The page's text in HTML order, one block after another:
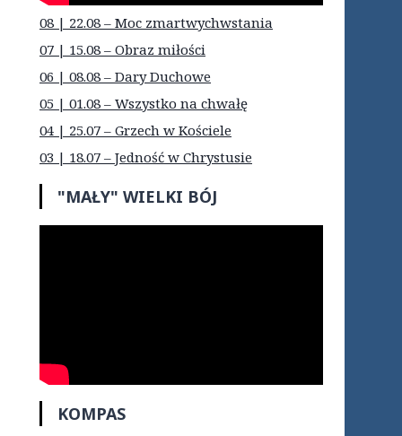
08 | 22.08 – Moc zmartwychwstania
07 | 15.08 – Obraz miłości
06 | 08.08 – Dary Duchowe
05 | 01.08 – Wszystko na chwałę
04 | 25.07 – Grzech w Kościele
03 | 18.07 – Jedność w Chrystusie
"MAŁY" WIELKI BÓJ
KOMPAS